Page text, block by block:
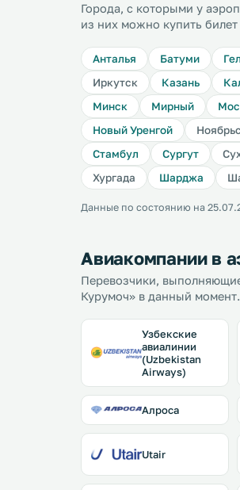
Города, с которыми у
из них можно купить
Анталья Батуми
Иркутск
Казань
Минск
Мирный
Новый Уренгой
Стамбул
Сургут
Хургада
Шарджа
Данные по состоянию на
Авиакомпании в
Перевозчики,
Курумоч» в данный момент.
Узбекские
авиалинии
(Uzbekistan
Airways)
Алроса
Utair